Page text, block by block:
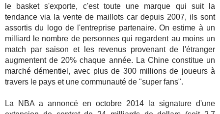
le basket s'exporte, c'est toute une marque qui suit la
tendance via la vente de maillots car depuis 2007, ils sont
assortis du logo de l'entreprise partenaire. On estime à un
milliard le nombre de personnes qui regardent au moins un
match par saison et les revenus provenant de l'étranger
augmentent de 20% chaque année. La Chine constitue un
marché démentiel, avec plus de 300 millions de joueurs à
travers le pays et une communauté de "super fans".
La NBA a annoncé en octobre 2014 la signature d'une